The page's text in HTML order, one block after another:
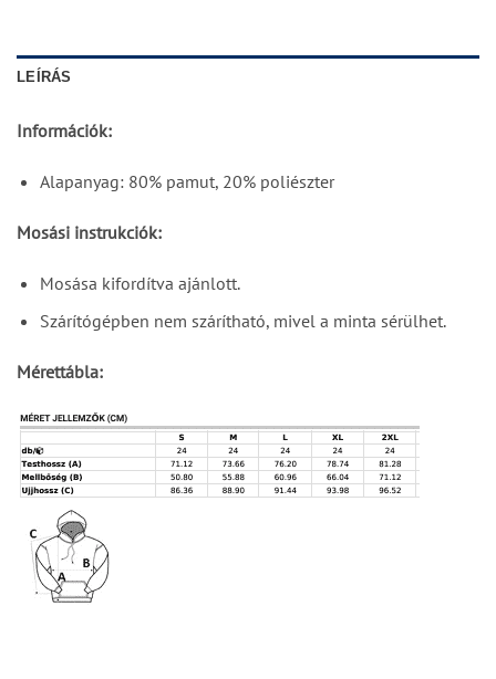
LEÍRÁS
Információk:
Alapanyag: 80% pamut, 20% poliészter
Mosási instrukciók:
Mosása kifordítva ajánlott.
Szárítógépben nem szárítható, mivel a minta sérülhet.
Mérettábla: